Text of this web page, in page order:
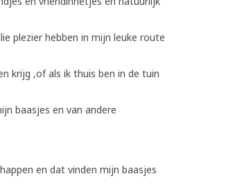
plezier hebben in mijn leuke route
krijg ,of als ik thuis ben in de tuin
baasjes en van andere
en dat vinden mijn baasjes